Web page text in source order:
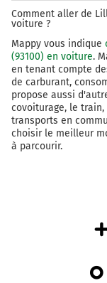
Comment aller de
voiture ?
Mappy vous indique
(93100) en voiture.
en tenant compte
de carburant,
propose aussi
covoiturage, le
transports en
choisir le meilleur
à parcourir.